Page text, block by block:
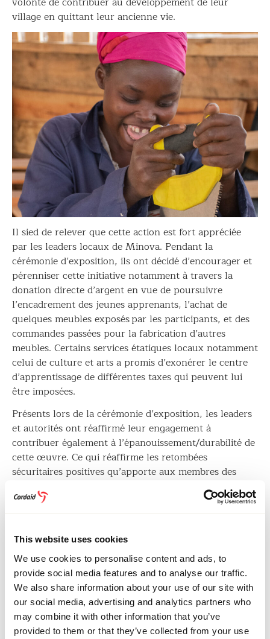
This website uses cookies
We use cookies to personalise content and ads, to
provide social media features and to analyse our traffic.
We also share information about your use of our site with
our social media, advertising and analytics partners who
may combine it with other information that you’ve
provided to them or that they’ve collected from your use
village en quittant leur ancienne vie.
Il sied de relever que cette action est fort appréciée
par les leaders locaux de Minova. Pendant la
cérémonie d’exposition, ils ont décidé d’encourager et
pérenniser cette initiative notamment à travers la
donation directe d’argent en vue de poursuivre
l’encadrement des jeunes apprenants, l’achat de
quelques meubles exposés par les participants, et des
commandes passées pour la fabrication d’autres
meubles. Certains services étatiques locaux notamment
celui de culture et arts a promis d’exonérer le centre
d’apprentissage de différentes taxes qui peuvent lui
être imposées.
Présents lors de la cérémonie d’exposition, les leaders
et autorités ont réaffirmé leur engagement à
contribuer également à l’épanouissement/durabilité de
cette œuvre. Ce qui réaffirme les retombées
sécuritaires positives qu’apporte aux membres des
communautés cet encadrement de quelques jeunes
jadis impliqués dans des actes insécurisants dans cette
NOUVELLES ET HISTOIRES